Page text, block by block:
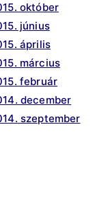
október
június
április
március
február
december
szeptember